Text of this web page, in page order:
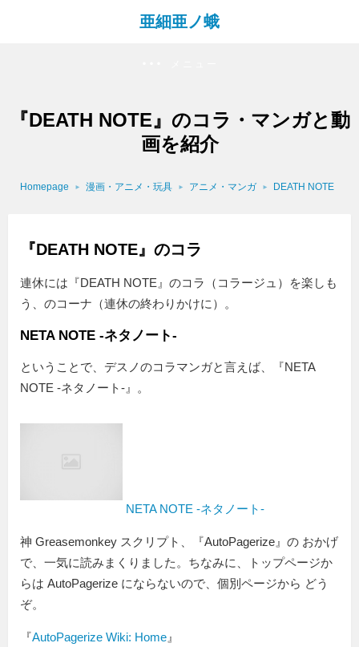
亜細亜ノ蛾
『DEATH NOTE』のコラ・マンガと動
画を紹介
Homepage 漫画・アニメ・玩具 アニメ・マンガ DEATH NOTE
『DEATH NOTE』のコラ
連休には『DEATH NOTE』のコラ（コラージュ）を楽しも
う、のコーナ（連休の終わりかけに）。
NETA NOTE -ネタノート-
ということで、デスノのコラマンガと言えば、『NETA
NOTE -ネタノート-』。
NETA NOTE -ネタノート-
神 Greasemonkey スクリプト、『AutoPagerize』の おかげ
で、一気に読みまくりました。ちなみに、トップページか
らは AutoPagerize にならないので、個別ページから どう
ぞ。
『AutoPagerize Wiki: Home 』